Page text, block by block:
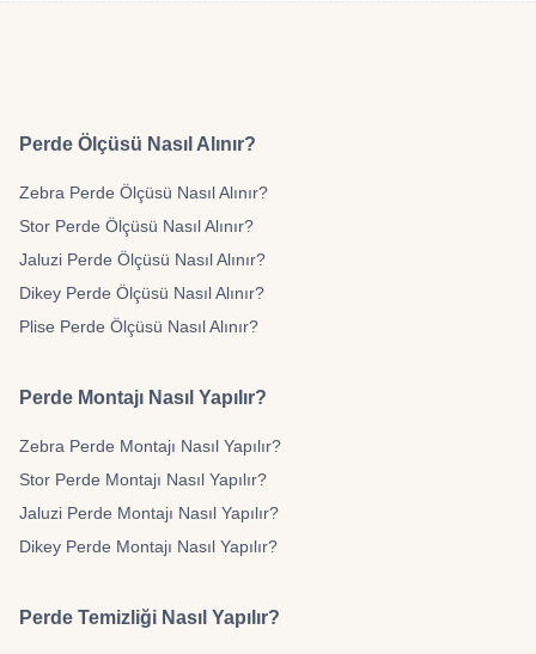
Perde Ölçüsü Nasıl Alınır?
Zebra Perde Ölçüsü Nasıl Alınır?
Stor Perde Ölçüsü Nasıl Alınır?
Jaluzi Perde Ölçüsü Nasıl Alınır?
Dikey Perde Ölçüsü Nasıl Alınır?
Plise Perde Ölçüsü Nasıl Alınır?
Perde Montajı Nasıl Yapılır?
Zebra Perde Montajı Nasıl Yapılır?
Stor Perde Montajı Nasıl Yapılır?
Jaluzi Perde Montajı Nasıl Yapılır?
Dikey Perde Montajı Nasıl Yapılır?
Perde Temizliği Nasıl Yapılır?